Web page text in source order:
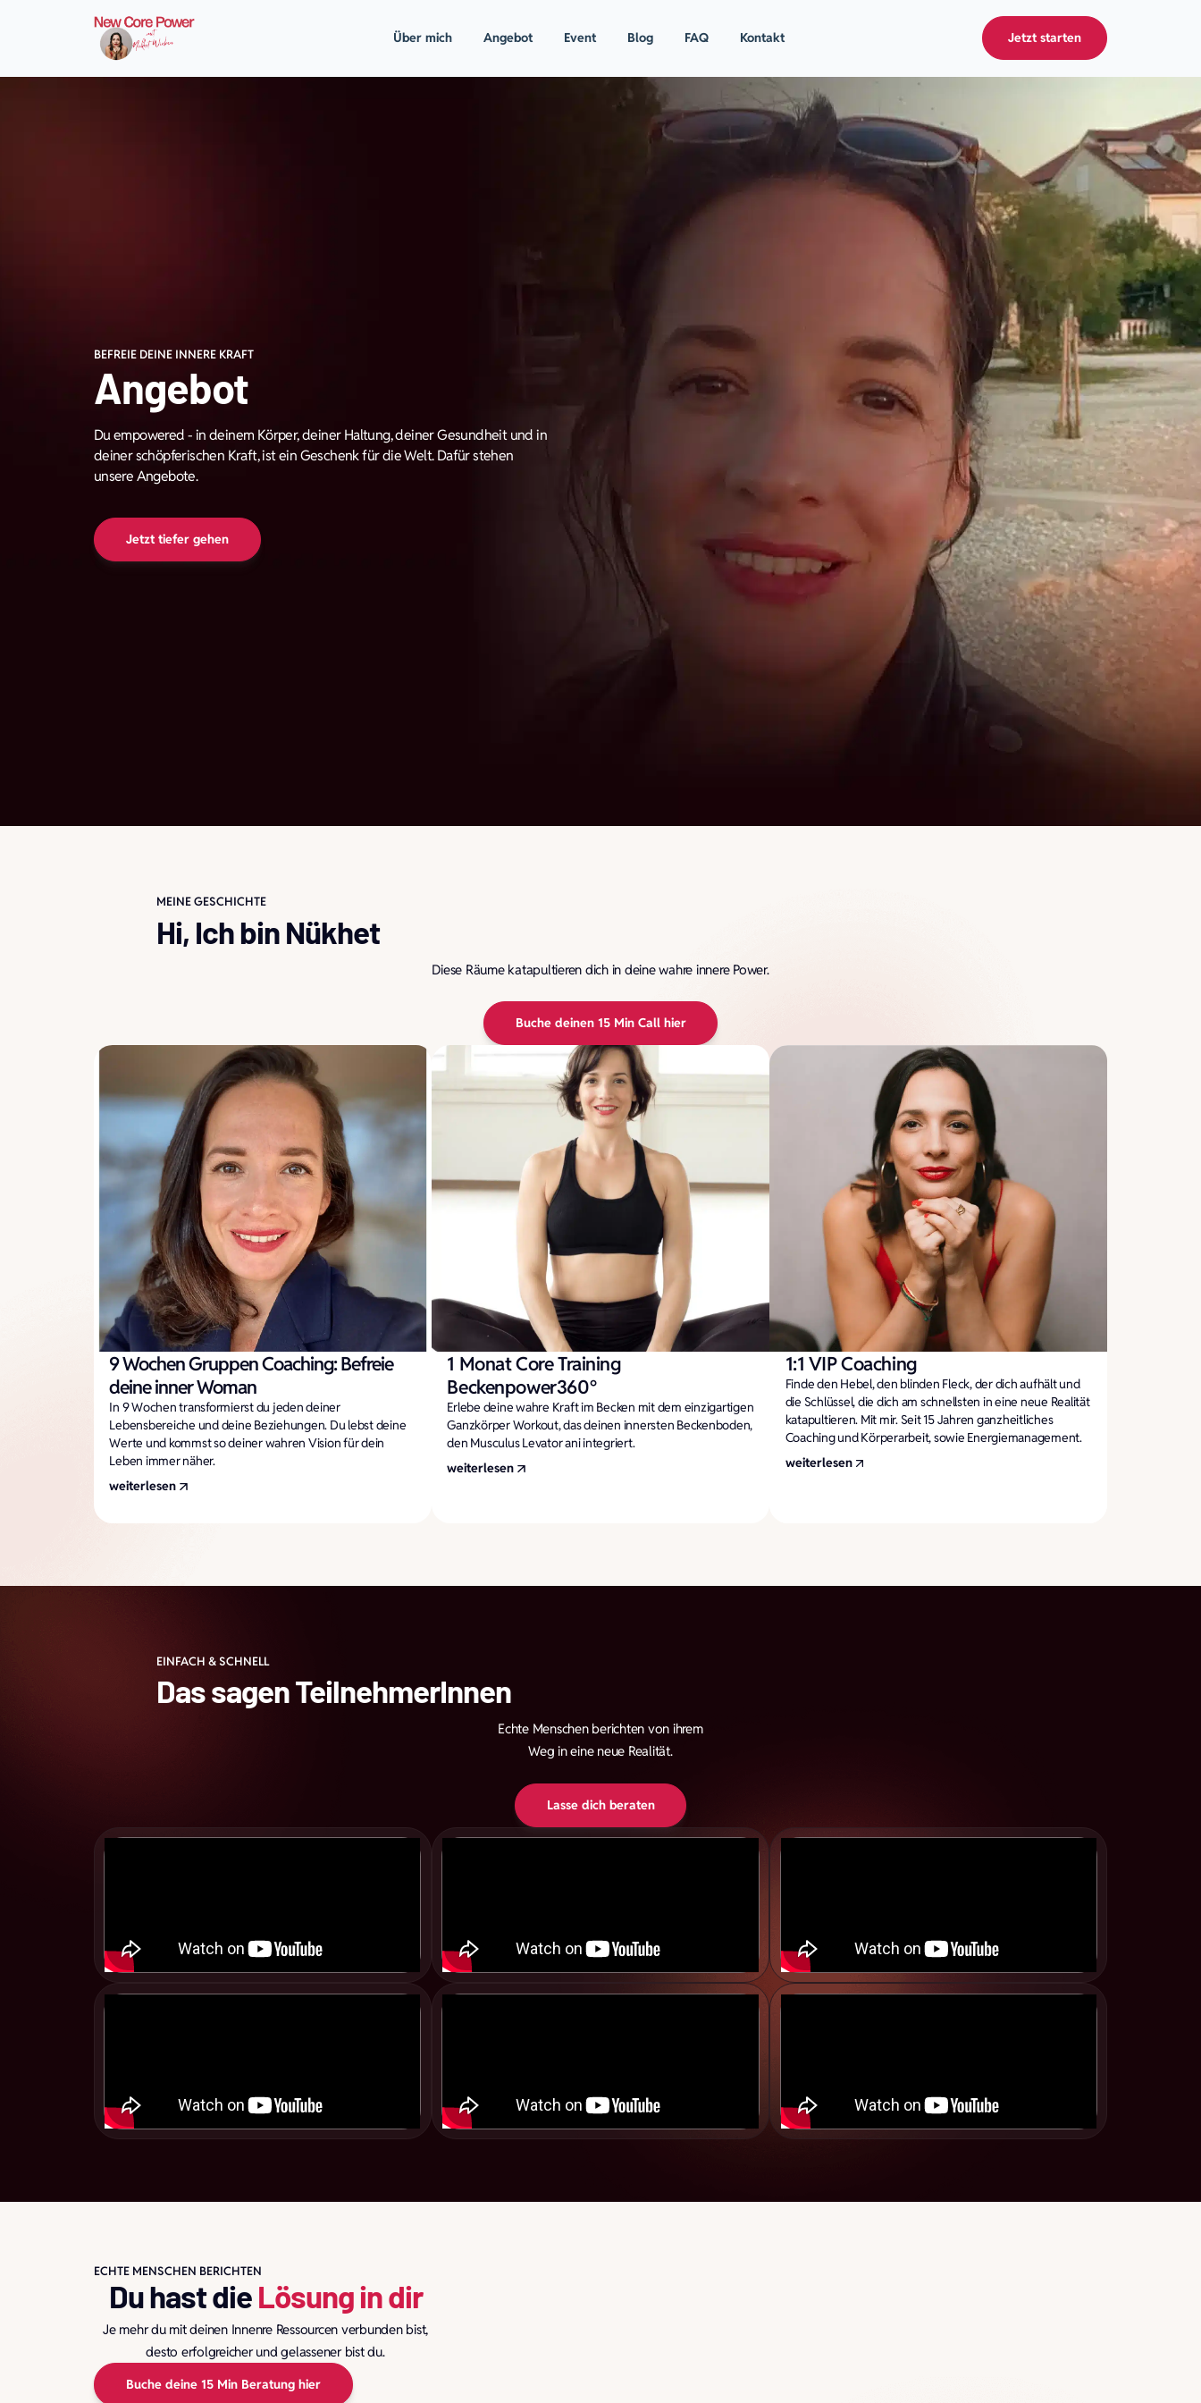
Über mich Angebot Event Blog FAQ Kontakt Jetzt starten
BEFREIE DEINE INNERE KRAFT
Angebot
Du empowered - in deinem Körper, deiner Haltung, deiner Gesundheit und in
deiner schöpferischen Kraft, ist ein Geschenk für die Welt. Dafür stehen
unsere Angebote.
Jetzt tiefer gehen
MEINE GESCHICHTE
Hi, Ich bin Nükhet
Diese Räume katapultieren dich in deine wahre innere Power.
Buche deinen 15 Min Call hier
9 Wochen Gruppen Coaching: Befreie
deine inner Woman
In 9 Wochen transformierst du jeden deiner
Lebensbereiche und deine Beziehungen. Du lebst deine
Werte und kommst so deiner wahren Vision für dein
Leben immer näher.
weiterlesen
1 Monat Core Training
Beckenpower360°
Erlebe deine wahre Kraft im Becken mit dem einzigartigen
Ganzkörper Workout, das deinen innersten Beckenboden,
den Musculus Levator ani integriert.
weiterlesen
1:1 VIP Coaching
Finde den Hebel, den blinden Fleck, der dich aufhält und
die Schlüssel, die dich am schnellsten in eine neue Realität
katapultieren. Mit mir. Seit 15 Jahren ganzheitliches
Coaching und Körperarbeit, sowie Energiemanagement.
weiterlesen
EINFACH & SCHNELL
Das sagen TeilnehmerInnen
Echte Menschen berichten von ihrem
Weg in eine neue Realität.
Lasse dich beraten
ECHTE MENSCHEN BERICHTEN
Du hast dieLösung in dir
Je mehr du mit deinen Innenre Ressourcen verbunden bist,
desto erfolgreicher und gelassener bist du.
Buche deine 15 Min Beratung hier